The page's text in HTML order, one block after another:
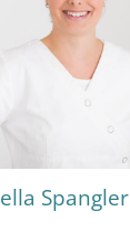
Spangler